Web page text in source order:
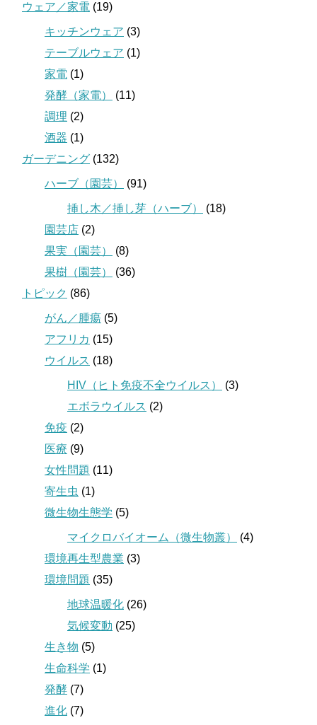
ウェア／家電 (19)
キッチンウェア (3)
テーブルウェア (1)
家電 (1)
発酵（家電）
(11)
調理 (2)
酒器 (1)
ガーデニング (132)
ハーブ（園芸） (91)
挿し木／挿し芽（ハーブ）
(18)
園芸店 (2)
果実（園芸）
(8)
果樹（園芸）
(36)
トピック (86)
がん／腫瘍 (5)
アフリカ (15)
ウイルス (18)
HIV（ヒト免疫不全ウイルス）
(3)
エボラウイルス (2)
免疫 (2)
医療 (9)
女性問題 (11)
寄生虫 (1)
微生物生態学 (5)
マイクロバイオーム（微生物叢）
(4)
環境再生型農業 (3)
環境問題 (35)
地球温暖化 (26)
気候変動 (25)
生き物 (5)
生命科学 (1)
発酵 (7)
進化 (7)